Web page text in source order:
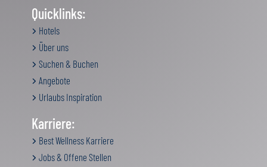
Quicklinks:
Hotels
Über uns
Suchen & Buchen
Angebote
Urlaubs Inspiration
Karriere:
Best Wellness Karriere
Jobs & Offene Stellen